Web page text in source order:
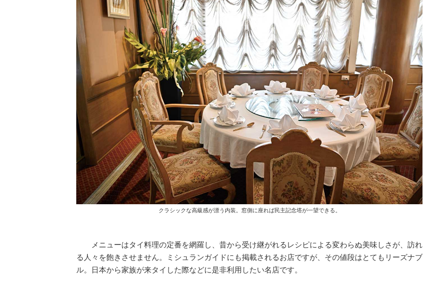
クラシックな高級感が漂う内装。窓側に座れば民主記念塔が一望できる。
メニューはタイ料理の定番を網羅し、昔から受け継がれるレシピによる変わらぬ美味しさが、訪れ
る人々を飽きさせません。ミシュランガイドにも掲載されるお店ですが、その値段はとてもリーズナブ
ル。日本から家族が来タイした際などに是非利用したい名店です。